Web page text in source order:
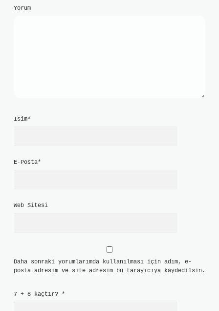
Yorum
İsim*
E-Posta*
Web Sitesi
Daha sonraki yorumlarımda kullanılması için adım, e-
posta adresim ve site adresim bu tarayıcıya kaydedilsin.
7 + 8 kaçtır? *